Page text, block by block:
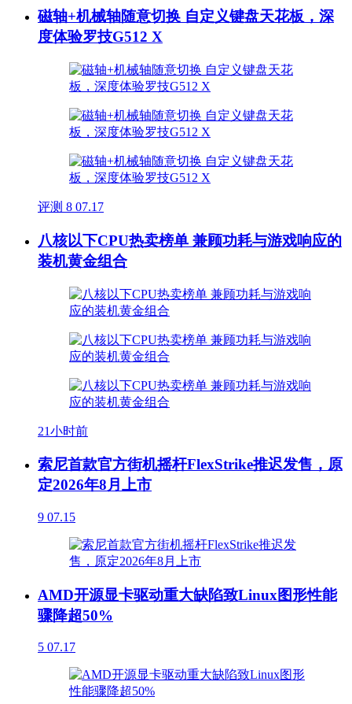
磁轴+机械轴随意切换 自定义键盘天花板，深
度体验罗技G512 X
评测 8 07.17
八核以下CPU热卖榜单 兼顾功耗与游戏响应的
装机黄金组合
21小时前
索尼首款官方街机摇杆FlexStrike推迟发售，原
定2026年8月上市
9 07.15
AMD开源显卡驱动重大缺陷致Linux图形性能
骤降超50%
5 07.17